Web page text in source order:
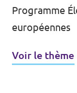
Programme
européennes
Voir le thème